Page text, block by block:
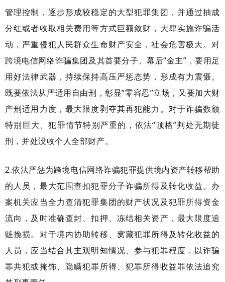
管理控制，逐步形成较稳定的大型犯罪集团，并通过抽成
分红或者收取相关费用等方式巨额敛财，大肆实施诈骗活
动，严重侵犯人民群众生命财产安全，社会危害极大。对
跨境电信网络诈骗集团及其首要分子、幕后“金主”，要用足
用好法律武器，持续保持高压严惩态势，形成有力震慑。
既要依法从严适用自由刑，彰显“零容忍”立场，又要加大财
产刑适用力度，最大限度剥夺其再犯能力。对于诈骗数额
特别巨大、犯罪情节特别严重的，依法“顶格”判处无期徒
刑，并处没收个人全部财产。
2.依法严惩为跨境电信网络诈骗犯罪提供境内资产转移帮助
的人员，最大范围查扣犯罪分子诈骗所得及转化收益。办
案机关应当全力查清犯罪集团的财产状况及犯罪所得资金
流向，及时准确查封、扣押、冻结相关资产，最大限度追
赃挽损。对于境内协助转移、窝藏犯罪所得及转化收益的
人员，应当结合其主观明知情况、参与犯罪程度，以诈骗
罪共犯或掩饰、隐瞒犯罪所得、犯罪所得收益罪依法追究